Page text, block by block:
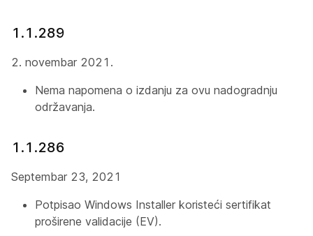
1.1.289
2. novembar 2021.
Nema napomena o izdanju za ovu nadogradnju
održavanja.
1.1.286
Septembar 23, 2021
Potpisao Windows Installer koristeći sertifikat
proširene validacije (EV).